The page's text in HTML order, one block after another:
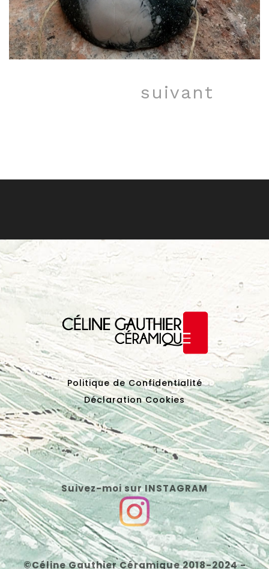
suivant
Politique de Confidentialité
Déclaration Cookies
Suivez-moi sur INSTAGRAM
©Céline Gauthier Céramique 2018-2024 -